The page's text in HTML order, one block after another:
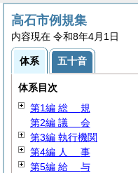
高石市例規集
内容現在 令和8年4月1日
体系 五十音
体系目次
第1編 総 規
第2編 議 会
第3編 執行機関
第4編 人 事
第5編 給 与